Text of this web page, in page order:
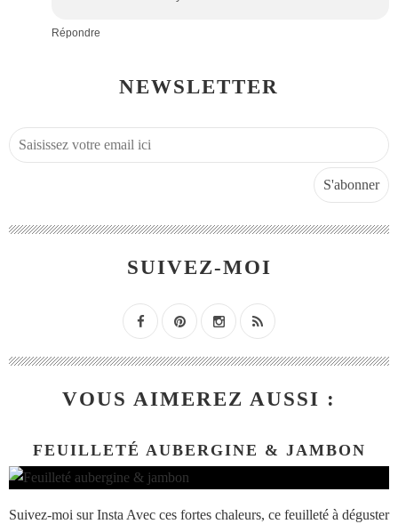
Répondre
NEWSLETTER
SUIVEZ-MOI
VOUS AIMEREZ AUSSI :
FEUILLETÉ AUBERGINE & JAMBON
Suivez-moi sur Insta Avec ces fortes chaleurs, ce feuilleté à déguster